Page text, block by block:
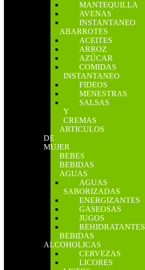
MANTEQUILLA
AVENAS
INSTANTANEO
ABARROTES
ACEITES
ARROZ
AZÚCAR
COMIDAS
INSTANTANEO
FIDEOS
MENESTRAS
SALSAS
Y
CREMAS
ARTICULOS
DE
MUJER
BEBES
BEBIDAS
AGUAS
AGUAS
SABORIZADAS
ENERGIZANTES
GASEOSAS
JUGOS
REHIDRATANTES
BEBIDAS
ALCOHOLICAS
CERVEZAS
LICORES